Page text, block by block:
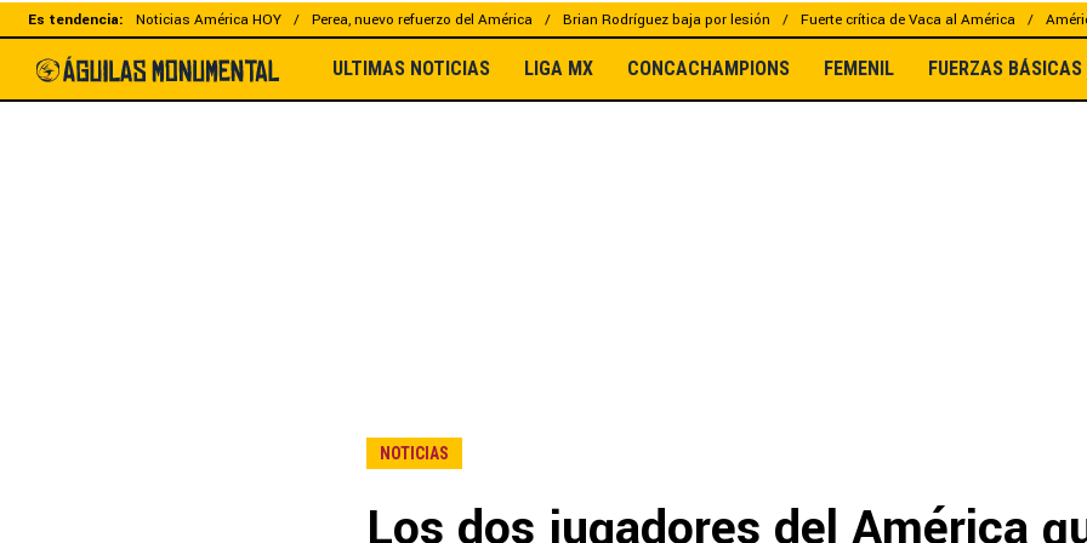
Es tendencia: Noticias América HOY Perea, nuevo refuerzo del América Brian Rodríguez baja por lesión Fuerte crítica de Vaca al América
ULTIMAS NOTICIAS LIGA MX CONCACHAMPIONS FEMENIL FUERZAS BÁSICAS
NOTICIAS
Los dos jugadores del América